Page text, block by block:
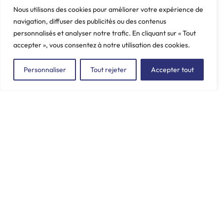
Nous utilisons des cookies pour améliorer votre expérience de
navigation, diffuser des publicités ou des contenus
personnalisés et analyser notre trafic. En cliquant sur « Tout
accepter », vous consentez à notre utilisation des cookies.
Personnaliser Tout rejeter Accepter tout
Poids: 1.715 kg